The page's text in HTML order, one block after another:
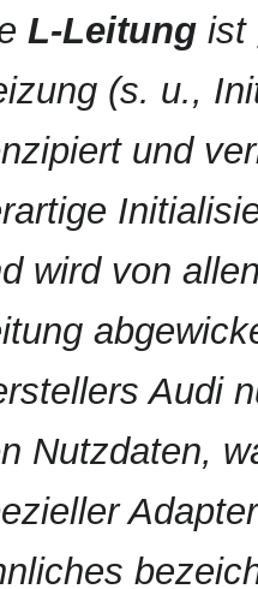
L-Leitung ist
(s. u.,
und
wird von
Audi
Nutzdaten,